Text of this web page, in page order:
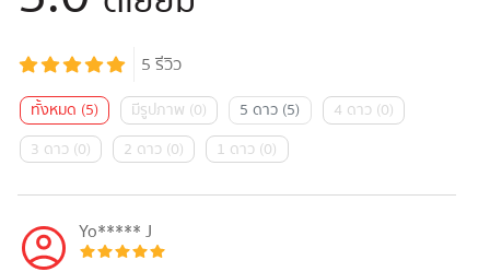
5รีวิว
ทั้งหมด (5) มีรูปภาพ (0) 5 ดาว (5) 4 ดาว (0)
3 ดาว (0) 2 ดาว (0) 1 ดาว (0)
Yo***** J